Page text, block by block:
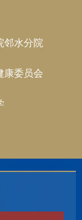
邻水分院
康委员会